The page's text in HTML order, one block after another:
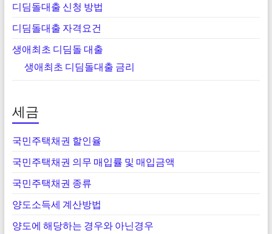
디딤돌대출 신청 방법
디딤돌대출 자격요건
생애최초 디딤돌 대출
생애최초 디딤돌대출 금리
세금
국민주택채권 할인율
국민주택채권 의무 매입률 및 매입금액
국민주택채권 종류
양도소득세 계산방법
양도에 해당하는 경우와 아닌경우